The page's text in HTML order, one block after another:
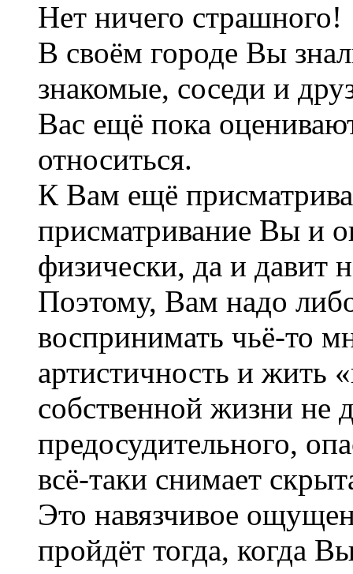
Нет ничего страшного!
В своём городе Вы
знакомые, соседи и
Вас ещё пока
относиться.
К Вам ещё
присматривание Вы и
физически, да и давит
Поэтому, Вам надо
воспринимать чьё-то
артистичность и жить
собственной жизни не
предосудительного,
всё-таки снимает
Это навязчивое
пройдёт тогда, когда